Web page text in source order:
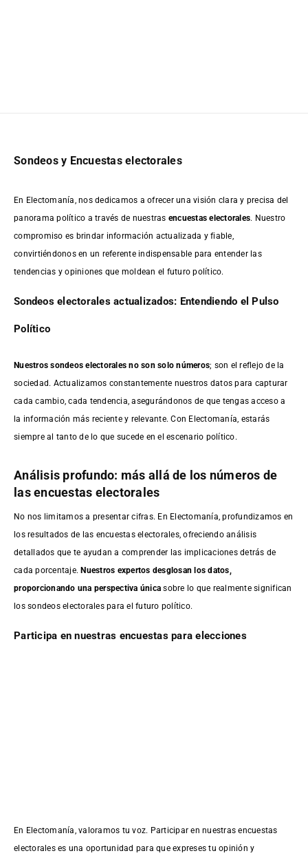
Sondeos y Encuestas electorales
En Electomanía, nos dedicamos a ofrecer una visión clara y precisa del
panorama político a través de nuestras encuestas electorales. Nuestro
compromiso es brindar información actualizada y fiable,
convirtiéndonos en un referente indispensable para entender las
tendencias y opiniones que moldean el futuro político.
Sondeos electorales actualizados: Entendiendo el Pulso
Político
Nuestros sondeos electorales no son solo números; son el reflejo de la
sociedad. Actualizamos constantemente nuestros datos para capturar
cada cambio, cada tendencia, asegurándonos de que tengas acceso a
la información más reciente y relevante. Con Electomanía, estarás
siempre al tanto de lo que sucede en el escenario político.
Análisis profundo: más allá de los números de
las encuestas electorales
No nos limitamos a presentar cifras. En Electomanía, profundizamos en
los resultados de las encuestas electorales, ofreciendo análisis
detallados que te ayudan a comprender las implicaciones detrás de
cada porcentaje.Nuestros expertos desglosan los datos,
proporcionando una perspectiva única sobre lo que realmente significan
los sondeos electorales para el futuro político.
Participa en nuestras encuestas para elecciones
En Electomanía, valoramos tu voz. Participar en nuestras encuestas
electorales es una oportunidad para que expreses tu opinión y